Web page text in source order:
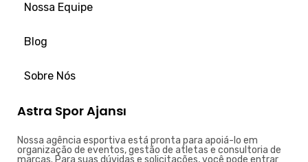
Nossa Equipe
Blog
Sobre Nós
Astra Spor Ajansı
Nossa agência esportiva está pronta para apoiá-lo em
organização de eventos, gestão de atletas e consultoria de
marcas. Para suas dúvidas e solicitações, você pode entrar